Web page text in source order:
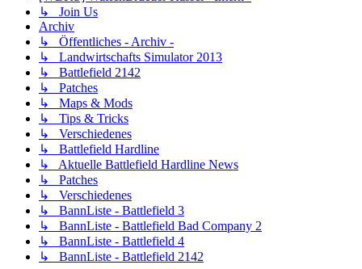
↳ Join Us
Archiv
↳ Öffentliches - Archiv -
↳ Landwirtschafts Simulator 2013
↳ Battlefield 2142
↳ Patches
↳ Maps & Mods
↳ Tips & Tricks
↳ Verschiedenes
↳ Battlefield Hardline
↳ Aktuelle Battlefield Hardline News
↳ Patches
↳ Verschiedenes
↳ BannListe - Battlefield 3
↳ BannListe - Battlefield Bad Company 2
↳ BannListe - Battlefield 4
↳ BannListe - Battlefield 2142